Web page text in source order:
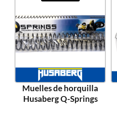
Muelles de horquilla
Husaberg Q-Springs